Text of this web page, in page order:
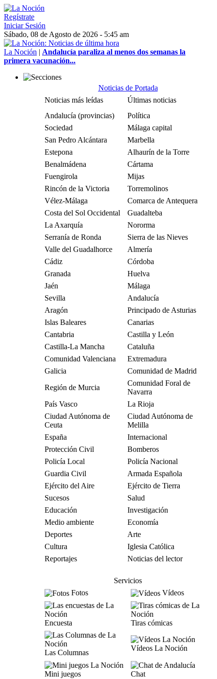
Regístrate
Iniciar Sesión
Sábado, 08 de Agosto de 2026 - 5:45 am
La Noción | Andalucía paraliza al menos dos semanas la
primera vacunación...
Noticias de Portada
Noticias más leídas
Últimas noticias
Andalucía (provincias)
Política
Sociedad
Málaga capital
San Pedro Alcántara
Marbella
Estepona
Alhaurín de la Torre
Benalmádena
Cártama
Fuengirola
Mijas
Rincón de la Victoria
Torremolinos
Vélez-Málaga
Comarca de Antequera
Costa del Sol Occidental
Guadalteba
La Axarquía
Nororma
Serranía de Ronda
Sierra de las Nieves
Valle del Guadalhorce
Almería
Cádiz
Córdoba
Granada
Huelva
Jaén
Málaga
Sevilla
Andalucía
Aragón
Principado de Asturias
Islas Baleares
Canarias
Cantabria
Castilla y León
Castilla-La Mancha
Cataluña
Comunidad Valenciana
Extremadura
Galicia
Comunidad de Madrid
Región de Murcia
Comunidad Foral de
Navarra
País Vasco
La Rioja
Ciudad Autónoma de
Ceuta
Ciudad Autónoma de
Melilla
España
Internacional
Protección Civil
Bomberos
Policía Local
Policía Nacional
Guardia Civil
Armada Española
Ejército del Aire
Ejército de Tierra
Sucesos
Salud
Educación
Investigación
Medio ambiente
Economía
Deportes
Arte
Cultura
Iglesia Católica
Reportajes
Noticias del lector
Servicios
Fotos
Vídeos
Encuesta Tiras cómicas
Las Columnas
Vídeos La Noción
Mini juegos
Chat